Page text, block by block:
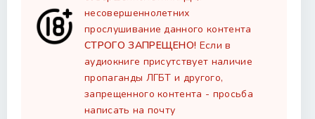
несовершеннолетних
прослушивание данного контента
СТРОГО ЗАПРЕЩЕНО! Если в
аудиокниге присутствует наличие
пропаганды ЛГБТ и другого,
запрещенного контента - просьба
написать на почту